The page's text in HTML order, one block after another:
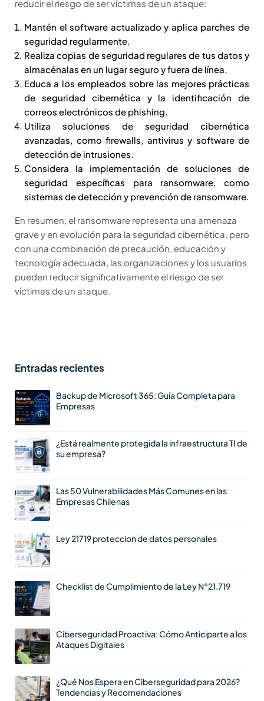
reducir el riesgo de ser víctimas de un ataque:
Mantén el software actualizado y aplica parches de
seguridad regularmente.
Realiza copias de seguridad regulares de tus datos y
almacénalas en un lugar seguro y fuera de línea.
Educa a los empleados sobre las mejores prácticas
de seguridad cibernética y la identificación de
correos electrónicos de phishing.
Utiliza soluciones de seguridad cibernética
avanzadas, como firewalls, antivirus y software de
detección de intrusiones.
Considera la implementación de soluciones de
seguridad específicas para ransomware, como
sistemas de detección y prevención de ransomware.
En resumen, el ransomware representa una amenaza
grave y en evolución para la seguridad cibernética, pero
con una combinación de precaución, educación y
tecnología adecuada, las organizaciones y los usuarios
pueden reducir significativamente el riesgo de ser
víctimas de un ataque.
Entradas recientes
Backup de Microsoft 365: Guía Completa para
Empresas
¿Está realmente protegida la infraestructura TI de
su empresa?
Las 50 Vulnerabilidades Más Comunes en las
Empresas Chilenas
Ley 21719 proteccion de datos personales
Checklist de Cumplimiento de la Ley N°21.719
Ciberseguridad Proactiva: Cómo Anticiparte a los
Ataques Digitales
¿Qué Nos Espera en Ciberseguridad para 2026?
Tendencias y Recomendaciones